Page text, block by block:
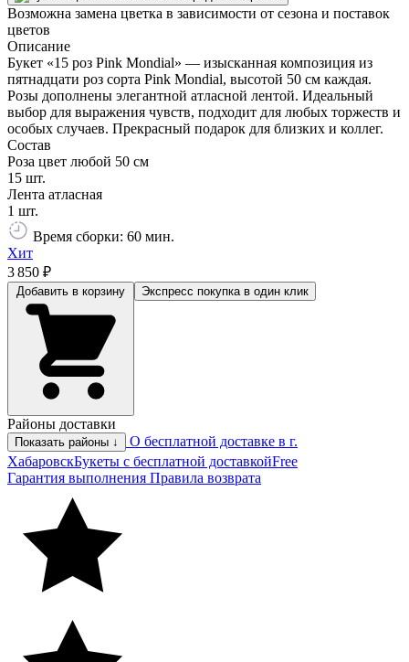
Возможна замена цветка в зависимости от сезона и поставок
цветов
Описание
Букет «15 роз Pink Mondial» — изысканная композиция из
пятнадцати роз сорта Pink Mondial, высотой 50 см каждая.
Розы дополнены элегантной атласной лентой. Идеальный
выбор для выражения чувств, подходит для любых торжеств и
особых случаев. Прекрасный подарок для близких и коллег.
Состав
Роза цвет любой 50 см
15 шт.
Лента атласная
1 шт.
Время сборки: 60 мин.
Хит
3 850 ₽
Экспресс покупка в один клик
Районы доставки
Показать районы ↓
О бесплатной доставке в г.
ХабаровскБукеты с бесплатной доставкойFree
Гарантия выполнения Правила возврата